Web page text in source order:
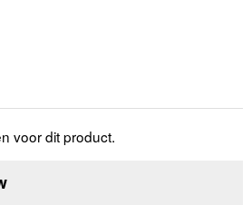
voor dit product.